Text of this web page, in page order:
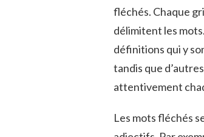
fléchés. Chaque
délimitent les
définitions qui y
tandis que
attentivement
Les mots fléchés